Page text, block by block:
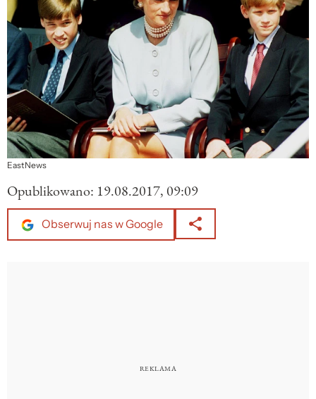
EastNews
Opublikowano: 19.08.2017, 09:09
Obserwuj nas w Google